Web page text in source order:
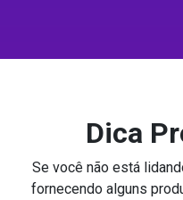
Dica
Se você não está
fornecendo alguns